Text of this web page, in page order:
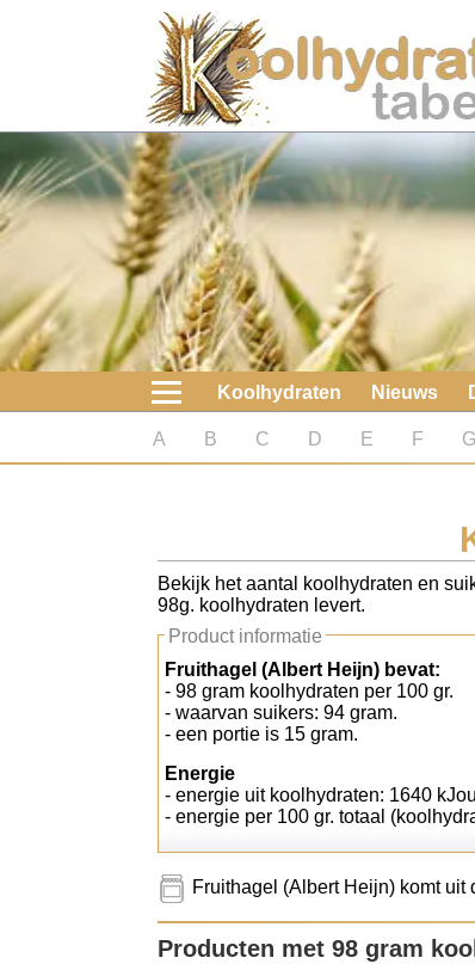
Koolhydraten
Nieuws
Koolhydraatarme diëten
Boeken
koolhydraatarme diëten
Diabetes test
Koolhydraten tellen
Koolhydraten Nieuws
A B C D E F G
Bekijk het aantal koolhydraten en
98g. koolhydraten levert.
Product informatie
Fruithagel (Albert Heijn) bevat:
- 98 gram koolhydraten per 100 gr.
- waarvan suikers: 94 gram.
- een portie is 15 gram.
Energie
- energie uit koolhydraten: 1640
- energie per 100 gr. totaal
Fruithagel (Albert Heijn) komt uit
Producten met 98 gram